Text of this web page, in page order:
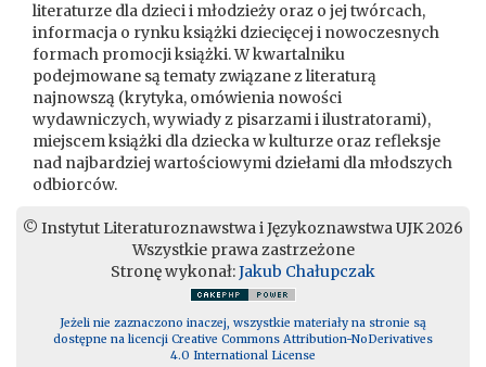
literaturze dla dzieci i młodzieży oraz o jej twórcach,
informacja o rynku książki dziecięcej i nowoczesnych
formach promocji książki. W kwartalniku
podejmowane są tematy związane z literaturą
najnowszą (krytyka, omówienia nowości
wydawniczych, wywiady z pisarzami i ilustratorami),
miejscem książki dla dziecka w kulturze oraz refleksje
nad najbardziej wartościowymi dziełami dla młodszych
odbiorców.
© Instytut Literaturoznawstwa i Językoznawstwa UJK 2026
Wszystkie prawa zastrzeżone
Stronę wykonał:Jakub Chałupczak
Jeżeli nie zaznaczono inaczej, wszystkie materiały na stronie są
dostępne na licencji Creative Commons Attribution-NoDerivatives
4.0 International License